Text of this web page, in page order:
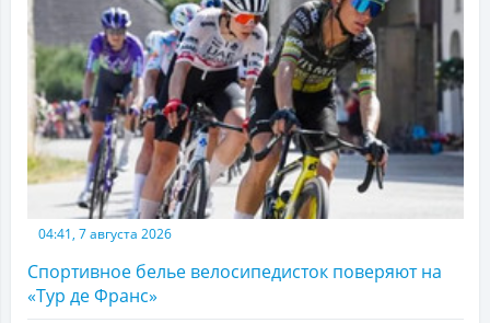
04:41, 7 августа 2026
Спортивное белье велосипедисток поверяют на
«Тур де Франс»